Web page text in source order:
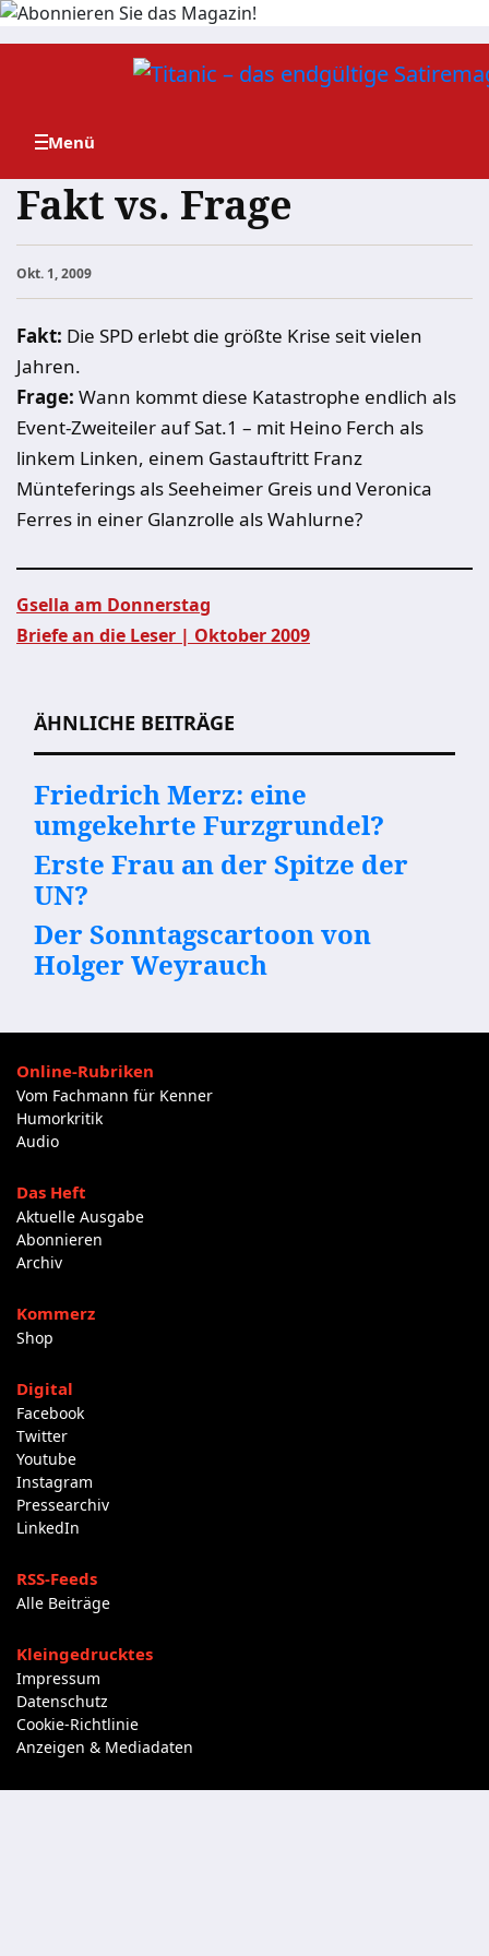
Zum
Fakt vs. Frage
Okt. 1, 2009
Fakt: Die SPD erlebt die größte Krise seit vielen
Jahren.
Frage: Wann kommt diese Katastrophe endlich als
Event-Zweiteiler auf Sat.1 – mit Heino Ferch als
linkem Linken, einem Gastauftritt Franz
Münteferings als Seeheimer Greis und Veronica
Ferres in einer Glanzrolle als Wahlurne?
Gsella am Donnerstag
Briefe an die Leser | Oktober 2009
ÄHNLICHE BEITRÄGE
Friedrich Merz: eine
umgekehrte Furzgrundel?
Erste Frau an der Spitze der
UN?
Der Sonntagscartoon von
Holger Weyrauch
Online-Rubriken
Vom Fachmann für Kenner
Humorkritik
Audio
Das Heft
Aktuelle Ausgabe
Abonnieren
Archiv
Kommerz
Shop
Digital
Facebook
Twitter
Youtube
Instagram
Pressearchiv
LinkedIn
RSS-Feeds
Alle Beiträge
Kleingedrucktes
Impressum
Datenschutz
Cookie-Richtlinie
Anzeigen & Mediadaten